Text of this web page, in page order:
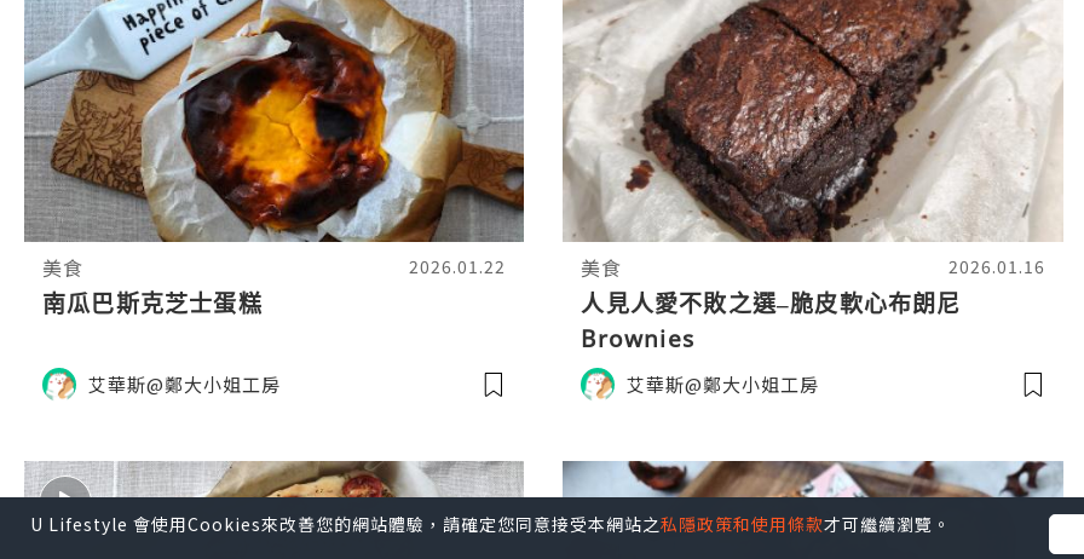
美食 2026.01.22
南瓜巴斯克芝士蛋糕
艾華斯@鄭大小姐工房
美食 2026.01.16
人見人愛不敗之選–脆皮軟心布朗尼
Brownies
艾華斯@鄭大小姐工房
U Lifestyle 會使用Cookies來改善您的網站體驗，請確定您同意接受本網站之私隱政策和使用條款才可繼續瀏覽。